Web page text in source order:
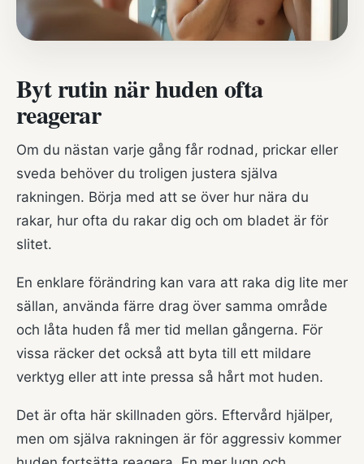
Byt rutin när huden ofta
reagerar
Om du nästan varje gång får rodnad, prickar eller
sveda behöver du troligen justera själva
rakningen. Börja med att se över hur nära du
rakar, hur ofta du rakar dig och om bladet är för
slitet.
En enklare förändring kan vara att raka dig lite mer
sällan, använda färre drag över samma område
och låta huden få mer tid mellan gångerna. För
vissa räcker det också att byta till ett mildare
verktyg eller att inte pressa så hårt mot huden.
Det är ofta här skillnaden görs. Eftervård hjälper,
men om själva rakningen är för aggressiv kommer